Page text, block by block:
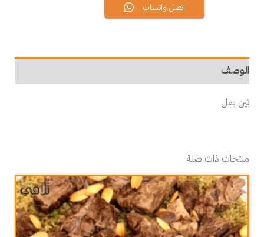
اتصل واتساب
الوصف
تين بعل
منتجات ذات صلة